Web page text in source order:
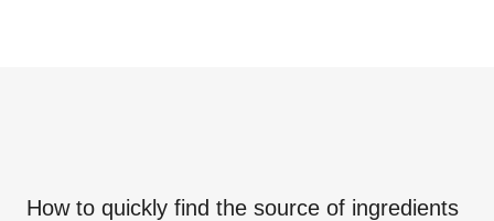
How to quickly find the source of ingredients